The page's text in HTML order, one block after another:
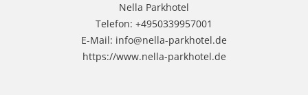
Nella Parkhotel
Telefon: +4950339957001
E-Mail: info@nella-parkhotel.de
https://www.nella-parkhotel.de